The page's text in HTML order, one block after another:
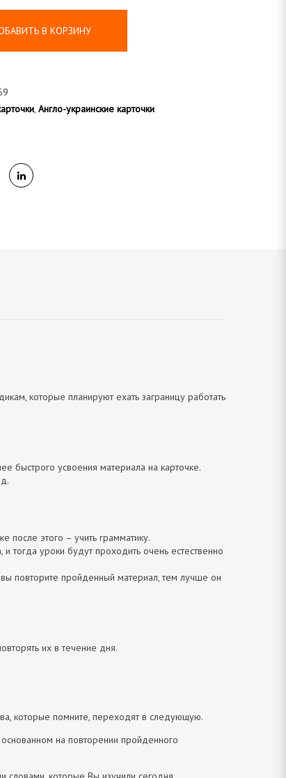
В КОРЗИНУ
, Англо-украинские карточки
которые планируют ехать заграницу работать
быстрого усвоения материала на карточке.
после этого – учить грамматику.
и тогда уроки будут проходить очень естественно
повторите пройденный материал, тем лучше он
их в течение дня.
которые помните, переходят в следующую.
на повторении пройденного